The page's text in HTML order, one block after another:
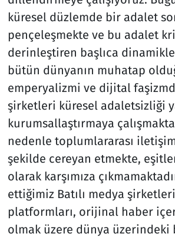
küresel düzlemde bir adalet
pençeleşmekte ve bu adalet
derinleştiren başlıca
bütün dünyanın muhatap
emperyalizmi ve dijital
şirketleri küresel adaletsizliği
kurumsallaştırmaya
nedenle toplumlararası
şekilde cereyan etmekte,
olarak karşımıza
ettiğimiz Batılı medya
platformları, orijinal haber
olmak üzere dünya üzerindeki